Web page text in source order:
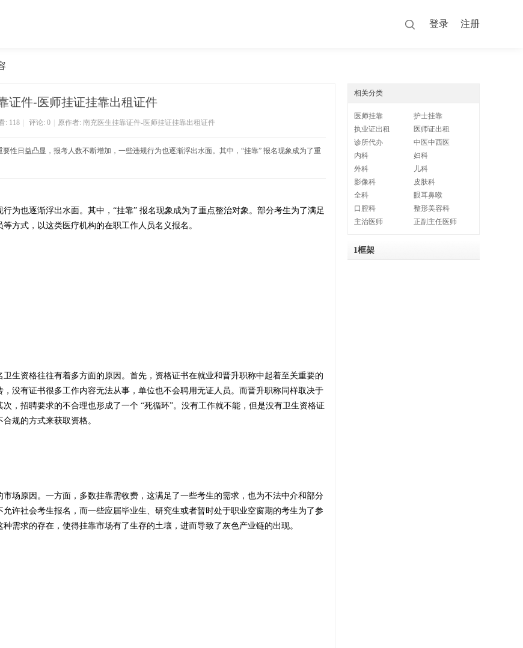
登录 注册
证件-医师挂证挂靠出租证件
: 118 评论: 0 原作者: 南充医生挂靠证件-医师挂证挂靠出租证件
性日益凸显，报考人数不断增加，一些违规行为也逐渐浮出水面。其中，“挂靠” 报名现象成为了重
为也逐渐浮出水面。其中，“挂靠” 报名现象成为了重点整治对象。部分考生为了满足
方式，以这类医疗机构的在职工作人员名义报名。
生资格往往有着多方面的原因。首先，资格证书在就业和晋升职称中起着至关重要的
没有证书很多工作内容无法从事，单位也不会聘用无证人员。而晋升职称同样取决于
，招聘要求的不合理也形成了一个 “死循环”。没有工作就不能，但是没有卫生资格证
规的方式来获取资格。
场原因。一方面，多数挂靠需收费，这满足了一些考生的需求，也为不法中介和部分
许社会考生报名，而一些应届毕业生、研究生或者暂时处于职业空窗期的考生为了参
需求的存在，使得挂靠市场有了生存的土壤，进而导致了灰色产业链的出现。
相关分类
医师挂靠
护士挂靠
执业证出租
医师证出租
诊所代办
中医中西医
内科
妇科
外科
儿科
影像科
皮肤科
全科
眼耳鼻喉
口腔科
整形美容科
主治医师
正副主任医师
1框架